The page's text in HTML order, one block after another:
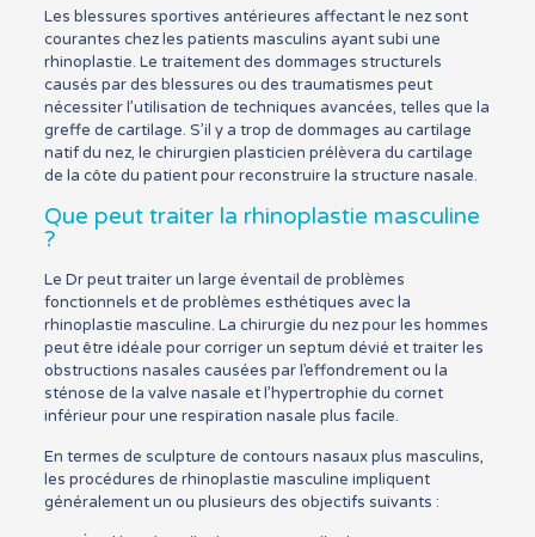
Les blessures sportives antérieures affectant le nez sont
courantes chez les patients masculins ayant subi une
rhinoplastie. Le traitement des dommages structurels
causés par des blessures ou des traumatismes peut
nécessiter l’utilisation de techniques avancées, telles que la
greffe de cartilage. S’il y a trop de dommages au cartilage
natif du nez, le chirurgien plasticien prélèvera du cartilage
de la côte du patient pour reconstruire la structure nasale.
Que peut traiter la rhinoplastie masculine
?
Le Dr peut traiter un large éventail de problèmes
fonctionnels et de problèmes esthétiques avec la
rhinoplastie masculine. La chirurgie du nez pour les hommes
peut être idéale pour corriger un septum dévié et traiter les
obstructions nasales causées par l’effondrement ou la
sténose de la valve nasale et l’hypertrophie du cornet
inférieur pour une respiration nasale plus facile.
En termes de sculpture de contours nasaux plus masculins,
les procédures de rhinoplastie masculine impliquent
généralement un ou plusieurs des objectifs suivants :